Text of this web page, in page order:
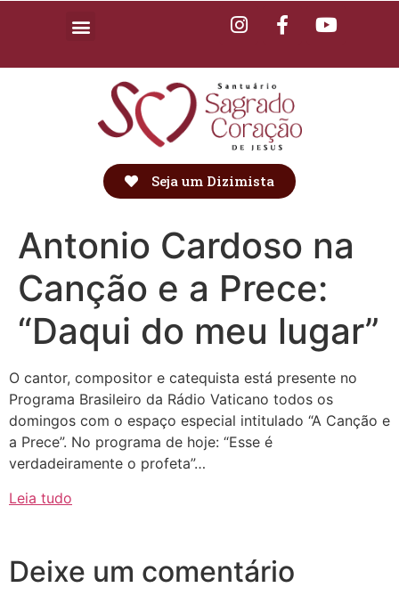
Seja um Dizimista
Antonio Cardoso na
Canção e a Prece:
“Daqui do meu lugar”
O cantor, compositor e catequista está presente no
Programa Brasileiro da Rádio Vaticano todos os
domingos com o espaço especial intitulado “A Canção e
a Prece”. No programa de hoje: “Esse é
verdadeiramente o profeta”…
Leia tudo
Deixe um comentário